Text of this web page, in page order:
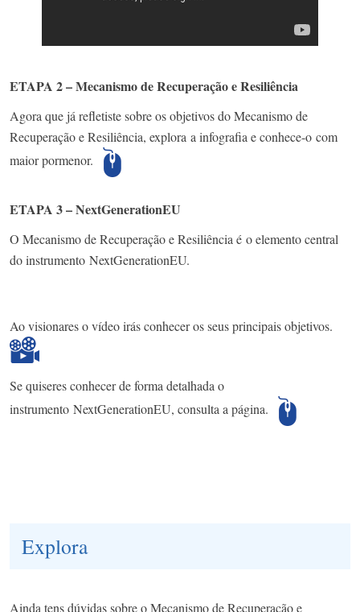
ETAPA 2 – Mecanismo de Recuperação e Resiliência
Agora que já refletiste sobre os objetivos do Mecanismo de
Recuperação e Resiliência, explora a infografia e conhece-o com
maior pormenor.
ETAPA 3 – NextGenerationEU
O Mecanismo de Recuperação e Resiliência é o elemento central
do instrumento NextGenerationEU.
Ao visionares o vídeo irás conhecer os seus principais objetivos.
Se quiseres conhecer de forma detalhada o
instrumento NextGenerationEU, consulta a página.
Explora
Ainda tens dúvidas sobre o Mecanismo de Recuperação e